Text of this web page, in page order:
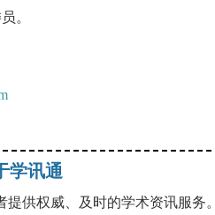
。
学讯通
供权威、及时的学术资讯服务